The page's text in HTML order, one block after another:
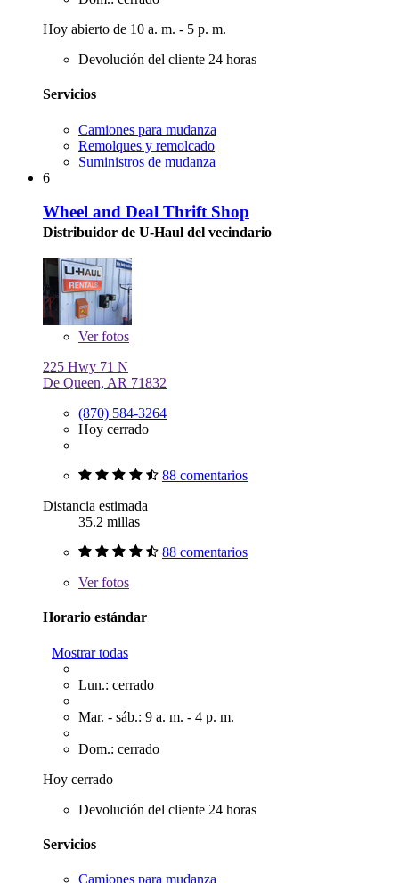
Hoy abierto de 10 a. m. - 5 p. m.
Devolución del cliente 24 horas
Servicios
Camiones para mudanza
Remolques y remolcado
Suministros de mudanza
6
Wheel and Deal Thrift Shop
Distribuidor de U-Haul del vecindario
Verfotos
225 Hwy 71 N
De Queen, AR 71832
(870) 584-3264
Hoy cerrado
88 comentarios
Distancia estimada
35.2 millas
88 comentarios
Verfotos
Horario estándar
Mostrar todas
Lun.: cerrado
Mar. - sáb.: 9 a. m. - 4 p. m.
Dom.: cerrado
Hoy cerrado
Devolución del cliente 24 horas
Servicios
Camiones para mudanza